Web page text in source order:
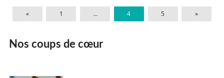
« 1 … 4 5 »
Nos coups de cœur